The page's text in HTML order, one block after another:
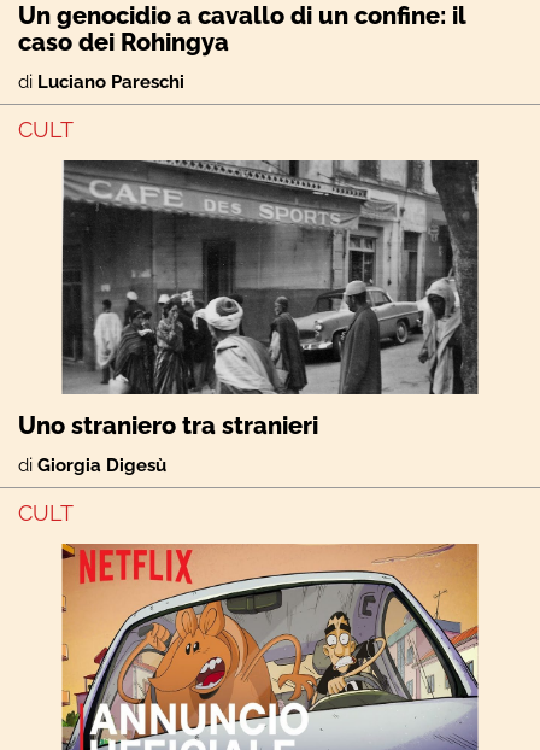
Un genocidio a cavallo di un confine: il
caso dei Rohingya
di Luciano Pareschi
CULT
Uno straniero tra stranieri
di Giorgia Digesù
CULT